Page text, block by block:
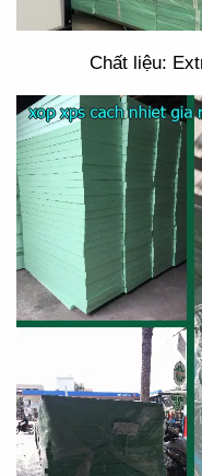
Chất liệu: